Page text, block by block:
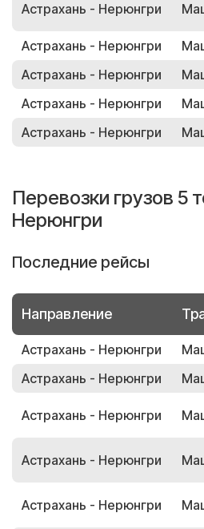
Астрахань - Нерюнгри
Астрахань - Нерюнгри
Астрахань - Нерюнгри
Астрахань - Нерюнгри
Астрахань - Нерюнгри
Перевозки грузов 5
Нерюнгри
Последние рейсы
Направление
Астрахань - Нерюнгри
Астрахань - Нерюнгри
Астрахань - Нерюнгри
Астрахань - Нерюнгри
Астрахань - Нерюнгри